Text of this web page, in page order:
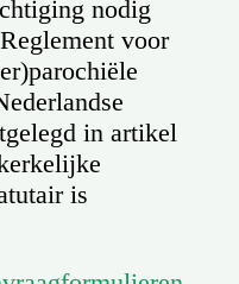
nodig
voor
in artikel
is